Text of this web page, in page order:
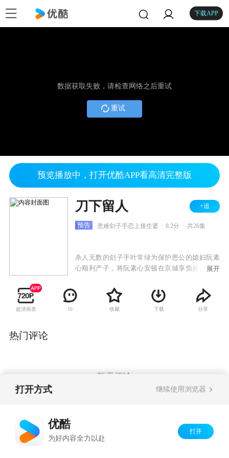
下载APP
数据获取失败，请检查网络之后重试
重试
预览播放中，打开优酷APP看高清完整版
刀下留人 +追
预告 患难刽子手恋上接生婆 8.2分 共26集
杀人无数的刽子手叶常绿为保护恩公的媳妇阮素
心顺利产子，将阮素心安顿在京城享负盛名的稳
以其鬼头刀救活了一条小生命，谁料这来历不明
的男婴令叶常绿和花蕊红无故卷入朝廷的政治漩
涡，一冷一热的搭配化解了一次又一次的危机，
展开
超清画质 16 收藏 下载 分享
热门评论
暂无评论
打开方式 继续使用浏览器
优酷
为好内容全力以赴
打开